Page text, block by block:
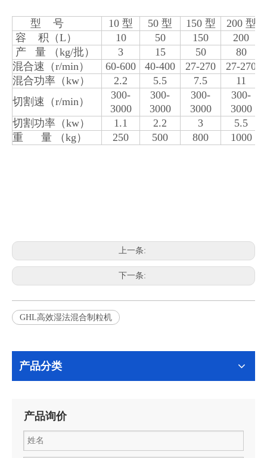
型 号 10 型 50 型 150 型 200 型
容 积（L）
10 50 150
200
产 量 （kg/批）
3 15 50
80
混合速（r/min）
60-600 40-400 27-270 27-270
混合功率（kw）
2.2 5.5 7.5
11
切割速（r/min）
300-
3000
300-
3000
300-
3000
300-
3000
切割功率（kw）
1.1 2.2 3
5.5
重 量 （kg）
250 500 800 1000
上一条:
下一条:
GHL高效湿法混合制粒机
产品分类
产品询价